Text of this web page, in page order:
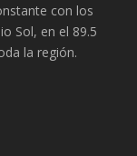
con los
Sol, en el 89.5
la región.